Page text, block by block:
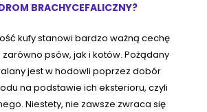
BRACHYCEFALICZNY?
kufy stanowi bardzo ważną cechę
psów, jak i kotów. Pożądany
jest w hodowli poprzez dobór
na podstawie ich eksterioru, czyli
Niestety, nie zawsze zwraca się